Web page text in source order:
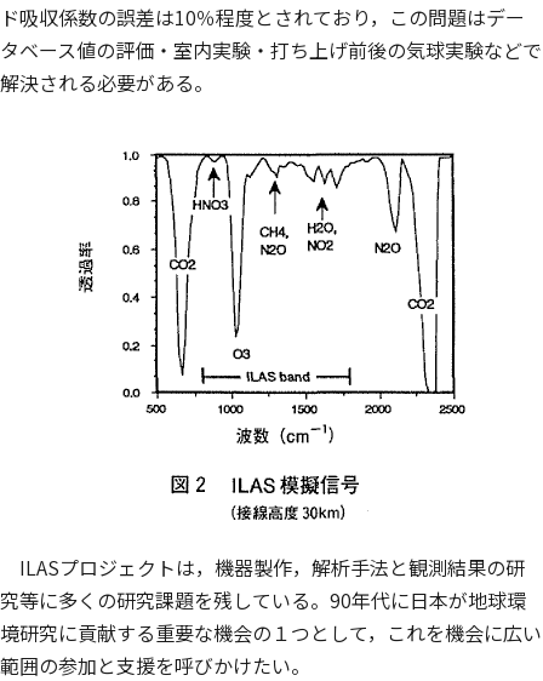
ド吸収係数の誤差は10％程度とされており，この問題はデー
タベース値の評価・室内実験・打ち上げ前後の気球実験などで
解決される必要がある。
ILASプロジェクトは，機器製作，解析手法と観測結果の研
究等に多くの研究課題を残している。90年代に日本が地球環
境研究に貢献する重要な機会の１つとして，これを機会に広い
範囲の参加と支援を呼びかけたい。